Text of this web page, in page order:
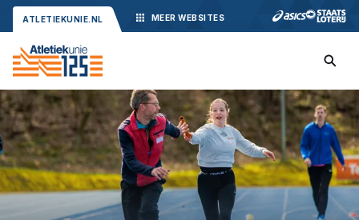
ATLETIEKUNIE.NL MEER WEBSITES